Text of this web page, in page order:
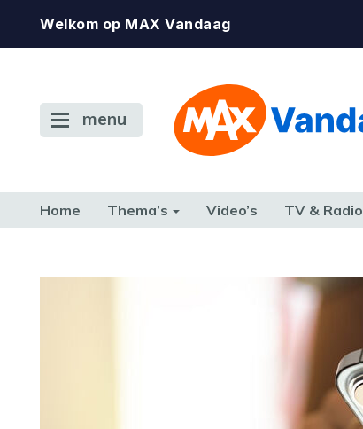
Welkom op MAX Vandaag
menu
Home Thema’s Video’s TV & Radio